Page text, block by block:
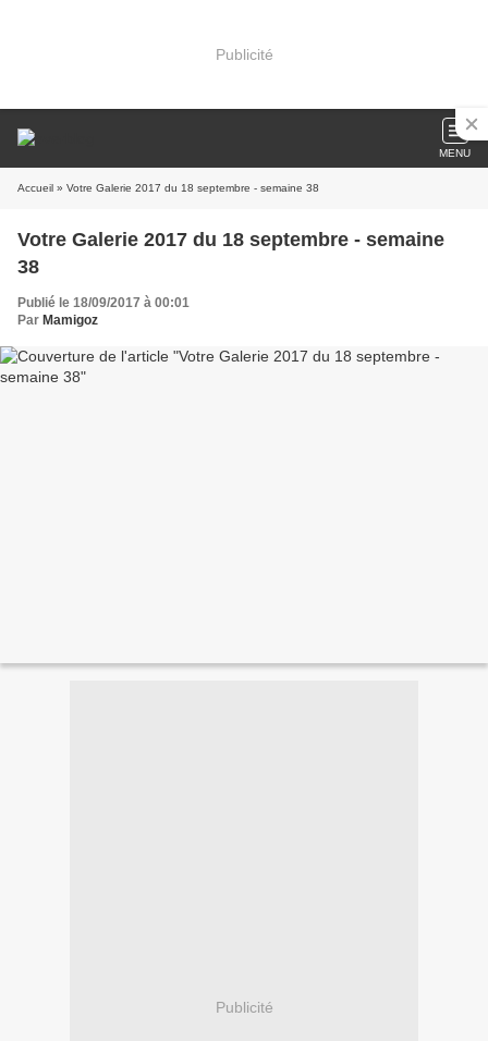
Publicité
MENU
Accueil » Votre Galerie 2017 du 18 septembre - semaine 38
Votre Galerie 2017 du 18 septembre - semaine
38
Publié le 18/09/2017 à 00:01
Par Mamigoz
Publicité